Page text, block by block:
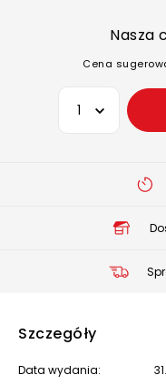
Nasza
Cena
Wybierz opcję
Szczegóły
Data wydania: